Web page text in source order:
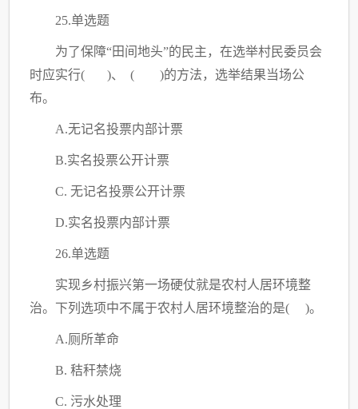
25.单选题
为了保障“田间地头”的民主，在选举村民委员会
时应实行( )、 ( )的方法，选举结果当场公
布。
A.无记名投票内部计票
B.实名投票公开计票
C. 无记名投票公开计票
D.实名投票内部计票
26.单选题
实现乡村振兴第一场硬仗就是农村人居环境整
治。下列选项中不属于农村人居环境整治的是( )。
A.厕所革命
B. 秸秆禁烧
C. 污水处理